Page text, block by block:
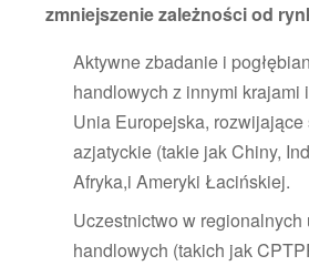
zmniejszenie zależności od
Aktywne zbadanie i
handlowych z innymi krajami
Unia Europejska,
azjatyckie (takie jak Chiny,
Afryka,i Ameryki Łacińskiej.
Uczestnictwo w regionalnych
handlowych (takich jak